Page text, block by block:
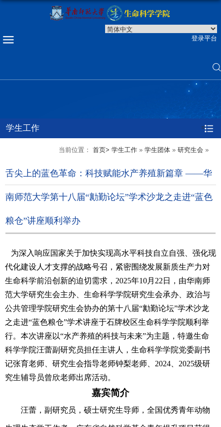
登录平台
学生工作 =
当前位置： 首页> 学生工作 » 学生团体 » 研究生会 »
舌尖上的蓝色革命：科技赋能水产养殖新篇章 ——华
南师范大学第十八届“勷勤论坛”学术沙龙之走进“蓝色
粮仓”讲座顺利举办
为深入响应国家关于加快实现高水平科技自立自强、强化现
代化建设人才支撑的战略号召，紧密围绕发展新质生产力对
生命科学前沿创新的迫切需求，2025年10月 22 日，由华南师
范大学研究生会主办、生命科学学院研究生会承办、政治与
公共管理学院研究生会协办的第十八届“勷勤论坛”学术沙龙
之走进“蓝色粮仓”学术讲座于石牌校区生命科学学院顺利举
行。本次讲座以“水产养殖的科技与未来”为主题，特邀生命
科学学院汪蕾副 研究员担任主讲人，生命科学学院党委副书
记张育老师 、研究生会指导老师钟梨老师、2024、2025级研
究生辅导员曾欣老师出席活动。
嘉宾简介
汪蕾，副研究员，硕士研究生导师，全国优秀青年动物